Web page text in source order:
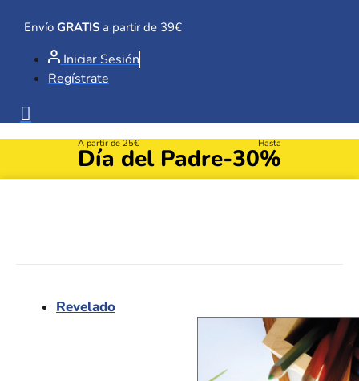
contenido
Envío GRATIS a partir de 39€
Iniciar Sesión
Regístrate
A partir de 25€
Día del Padre
Hasta
-30%
Revelado